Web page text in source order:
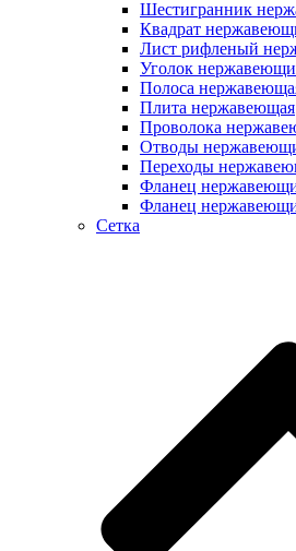
Шестигранник
Квадрат
Лист рифленый
Уголок
Полоса
Плита нержавеющая
Проволока
Отводы
Переходы
Фланец
Фланец
Сетка